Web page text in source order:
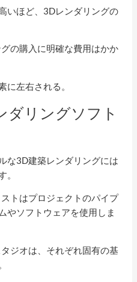
いほど、3Dレンダリングの
の購入に明確な費用はかか
に左右される。
ダリングソフト
な3D建築レンダリングには
。
トはプロジェクトのパイプ
やソフトウェアを使用しま
ジオは、それぞれ固有の基